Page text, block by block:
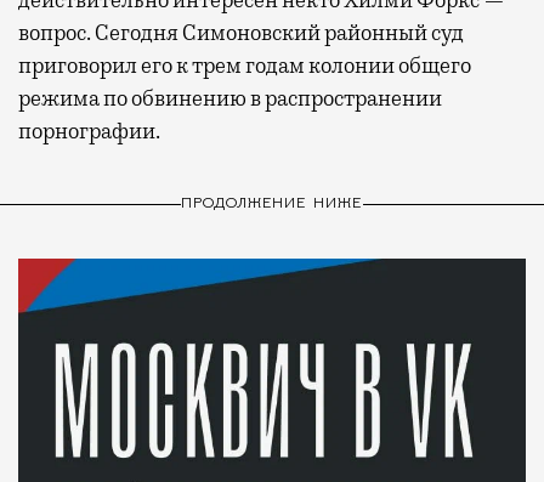
вопрос. Сегодня Симоновский районный суд
приговорил его к трем годам колонии общего
режима по обвинению в распространении
порнографии.
ПРОДОЛЖЕНИЕ НИЖЕ